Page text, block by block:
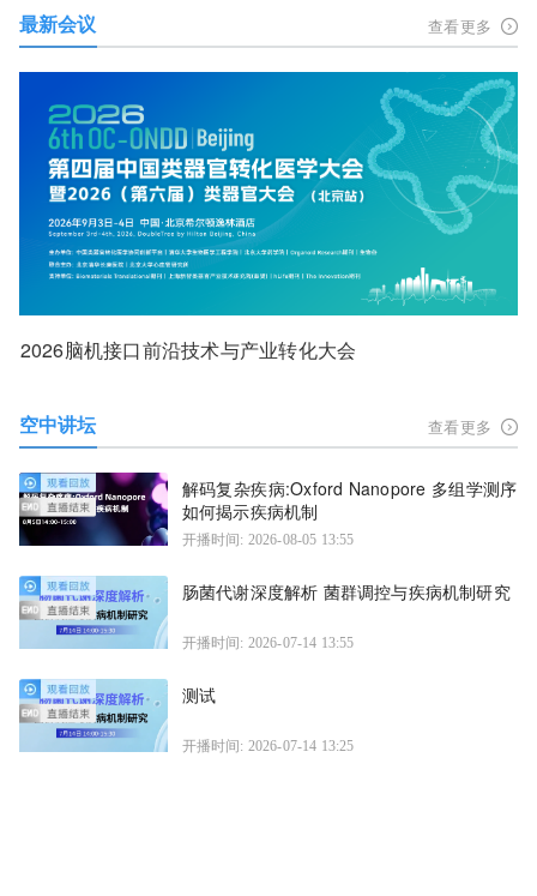
最新会议 查看更多
2026脑机接口前沿技术与产业转化大会
空中讲坛 查看更多
解码复杂疾病:Oxford Nanopore 多组学测序
如何揭示疾病机制
开播时间: 2026-08-05 13:55
肠菌代谢深度解析 菌群调控与疾病机制研究
开播时间: 2026-07-14 13:55
测试
开播时间: 2026-07-14 13:25